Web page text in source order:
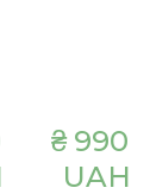
₴ 990
UAH